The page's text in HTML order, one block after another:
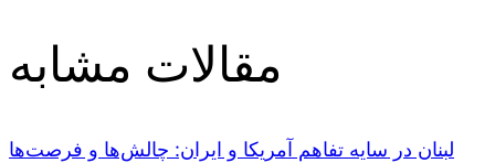
مقالات مشابه
لبنان در سایه تفاهم آمریکا و ایران: چالش‌ها و فرصت‌ها